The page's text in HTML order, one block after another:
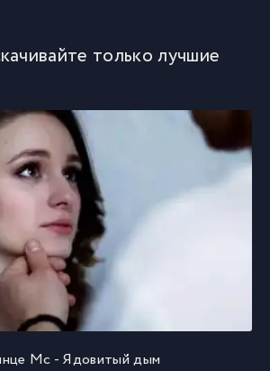
только лучшие
Мс - Ядовитый дым